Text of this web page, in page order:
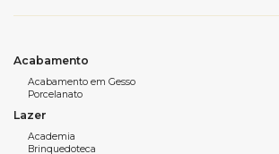
academia, sauna, playground,
reaproveitamento de águas pluviais.
excelente oportunidade no centro de
Acabamento
Acabamento em Gesso
Porcelanato
Lazer
Academia
Brinquedoteca